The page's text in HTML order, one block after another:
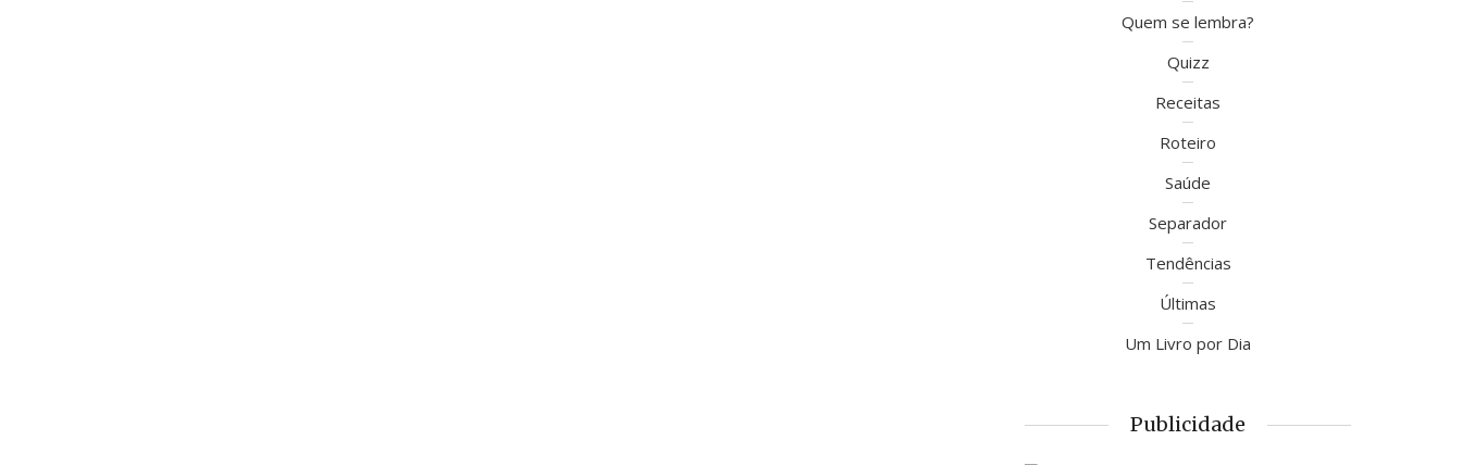
Quem se lembra?
Quizz
Receitas
Roteiro
Saúde
Separador
Tendências
Últimas
Um Livro por Dia
Publicidade